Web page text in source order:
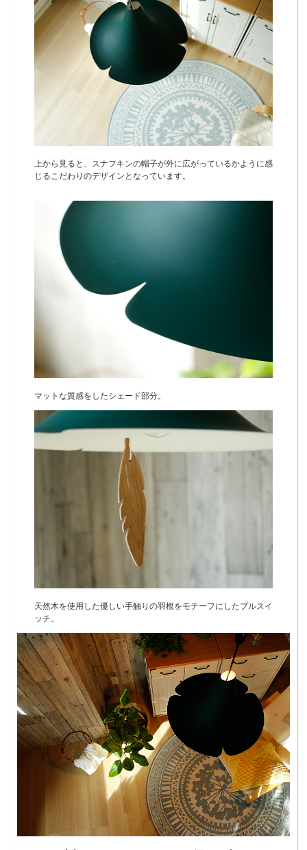
上から見ると、スナフキンの帽子が外に広がっているかように感
じるこだわりのデザインとなっています。
マットな質感をしたシェード部分。
天然木を使用した優しい手触りの羽根をモチーフにしたプルスイ
ッチ。